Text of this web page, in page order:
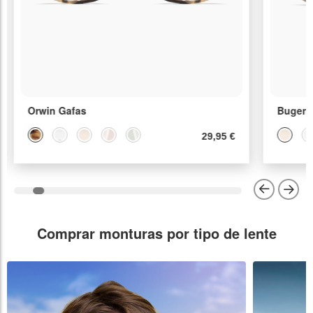
Orwin Gafas
29,95 €
Bugen
Comprar monturas por tipo de lente